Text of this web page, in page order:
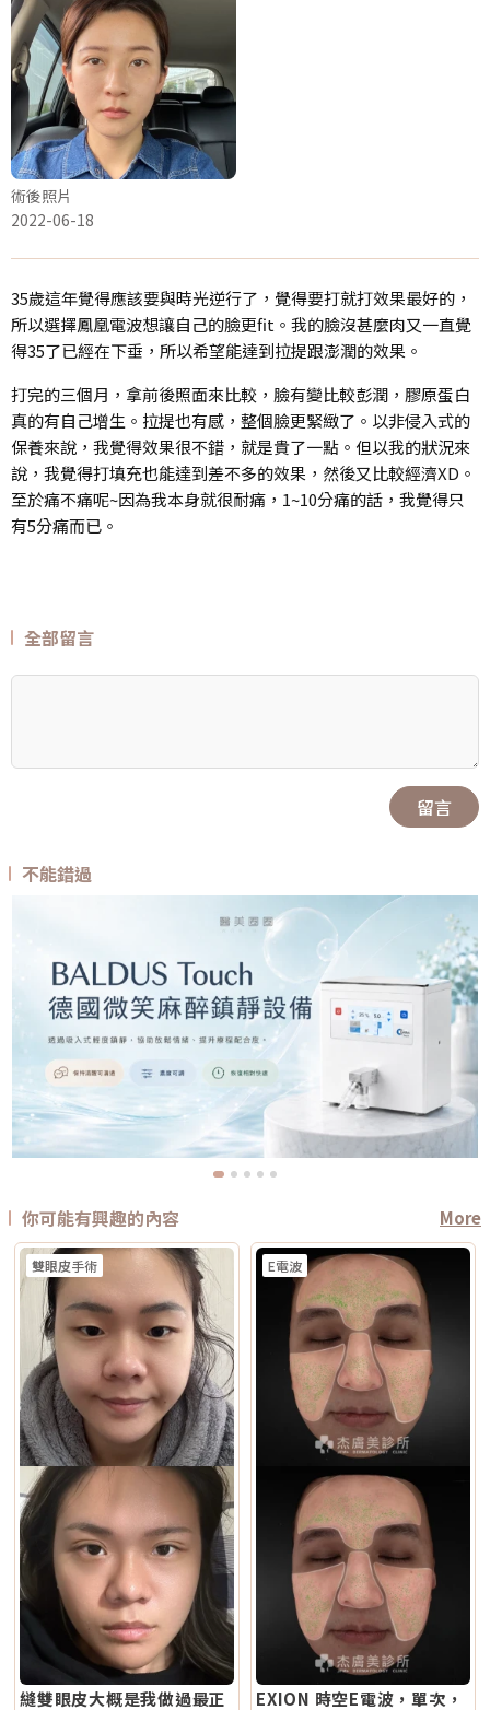
術後照片
2022-06-18
35歲這年覺得應該要與時光逆行了，覺得要打就打效果最好的，
所以選擇鳳凰電波想讓自己的臉更fit。我的臉沒甚麼肉又一直覺
得35了已經在下垂，所以希望能達到拉提跟澎潤的效果。
打完的三個月，拿前後照面來比較，臉有變比較彭潤，膠原蛋白
真的有自己增生。拉提也有感，整個臉更緊緻了。以非侵入式的
保養來說，我覺得效果很不錯，就是貴了一點。但以我的狀況來
說，我覺得打填充也能達到差不多的效果，然後又比較經濟XD。
至於痛不痛呢~因為我本身就很耐痛，1~10分痛的話，我覺得只
有5分痛而已。
全部留言
留言
不能錯過
你可能有興趣的內容 More
雙眼皮手術
縫雙眼皮大概是我做過最正
E電波
EXION 時空E電波，單次，